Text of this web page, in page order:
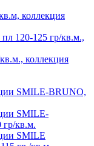
коллекция
120-125 гр/кв.м.,
коллекция
SMILE-BRUNO,
SMILE-
гр/кв.м.
SMILE